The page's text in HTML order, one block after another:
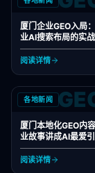
厦门企业GEO入局
业AI搜索布局的实
阅读详情
各地新闻
厦门本地化GEO内
业故事讲成AI最爱
源
阅读详情